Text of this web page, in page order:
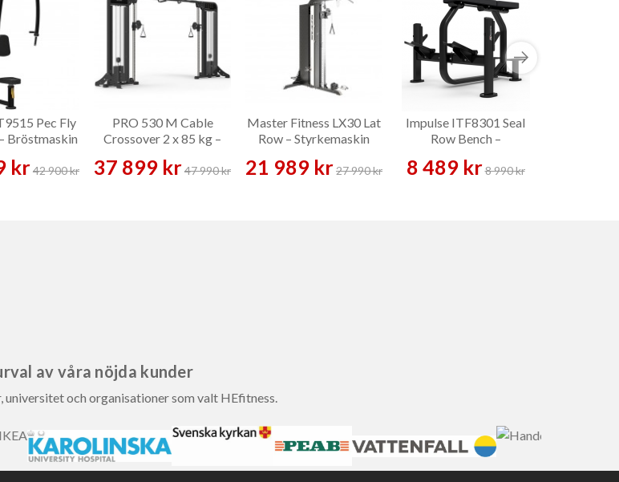
Pec Fly
Bröstmaskin
kr42 900 kr
PRO 530 M Cable
Crossover 2 x 85 kg –
37 899 kr47 990 kr
Master Fitness LX30 Lat
Row – Styrkemaskin
21 989 kr27 990 kr
Impulse ITF8301 Seal
Row Bench –
8 489 kr8 990 kr
av våra nöjda kunder
universitet och organisationer som valt HEfitness.